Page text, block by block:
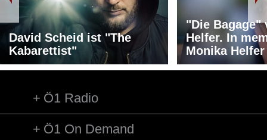
David Scheid ist "The
Kabarettist"
"Die Bagage"
Helfer. In
Monika Helfer
Ö1 Radio
Ö1 On Demand